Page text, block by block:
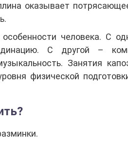
оказывает
человека. С
С другой –
Занятия
физической